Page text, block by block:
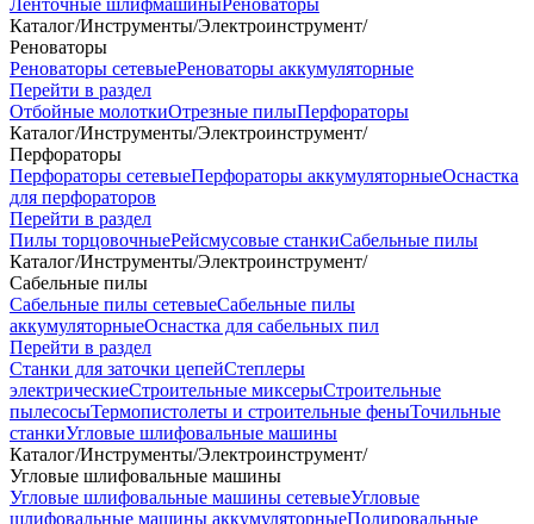
Ленточные шлифмашиныРеноваторы
Каталог/Инструменты/Электроинструмент/
Реноваторы
Реноваторы сетевыеРеноваторы аккумуляторные
Перейти в раздел
Отбойные молоткиОтрезные пилыПерфораторы
Каталог/Инструменты/Электроинструмент/
Перфораторы
Перфораторы сетевыеПерфораторы аккумуляторныеОснастка
для перфораторов
Перейти в раздел
Пилы торцовочныеРейсмусовые станкиСабельные пилы
Каталог/Инструменты/Электроинструмент/
Сабельные пилы
Сабельные пилы сетевыеСабельные пилы
аккумуляторныеОснастка для сабельных пил
Перейти в раздел
Станки для заточки цепейСтеплеры
электрическиеСтроительные миксерыСтроительные
пылесосыТермопистолеты и строительные феныТочильные
станкиУгловые шлифовальные машины
Каталог/Инструменты/Электроинструмент/
Угловые шлифовальные машины
Угловые шлифовальные машины сетевыеУгловые
шлифовальные машины аккумуляторныеПолировальные